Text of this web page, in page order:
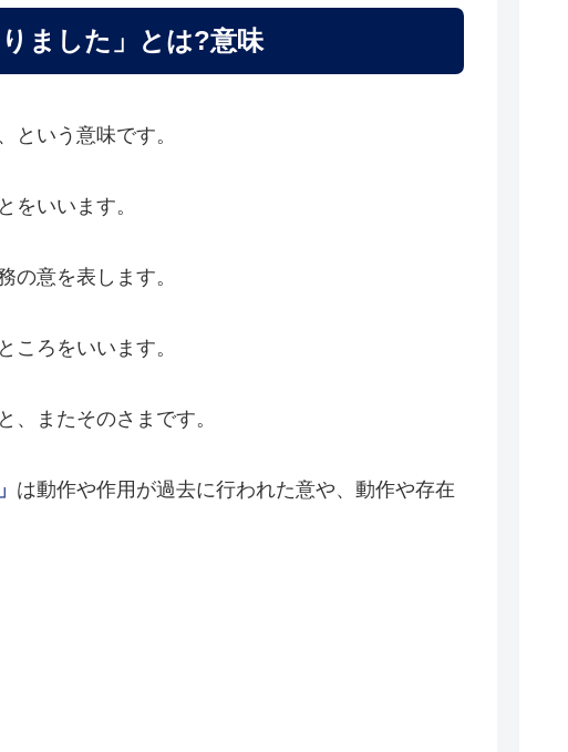
ました」とは?意味
という意味です。
をいいます。
の意を表します。
ころをいいます。
、またそのさまです。
は動作や作用が過去に行われた意や、動作や存在